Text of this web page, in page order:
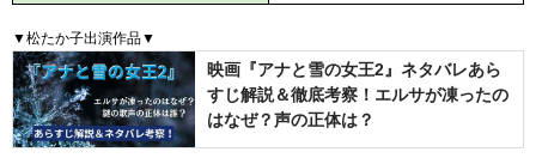
▼松たか子出演作品▼
映画『アナと雪の女王2』ネタバレあら
すじ解説＆徹底考察！エルサが凍ったの
はなぜ？声の正体は？